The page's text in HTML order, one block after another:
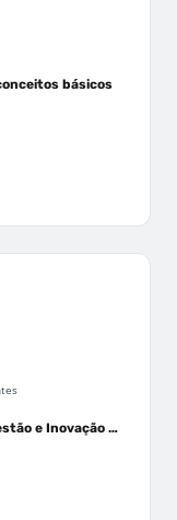
básicos
Liga Acadêmica de Gestão e Inovação Médica - LAGIM